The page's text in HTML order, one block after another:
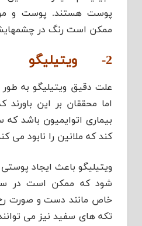
پوست هستند. پوست و
ممکن است رنگ در
2- ویتیلیگو
علت دقیق ویتیلیگو به
اما محققان بر این
بیماری اتوایمیون باشد
کند که ملانین را نابود می
ویتیلیگو باعث ایجاد
شود که ممکن است در
خاص مانند دست و صورت
تکه های سفید نیز می